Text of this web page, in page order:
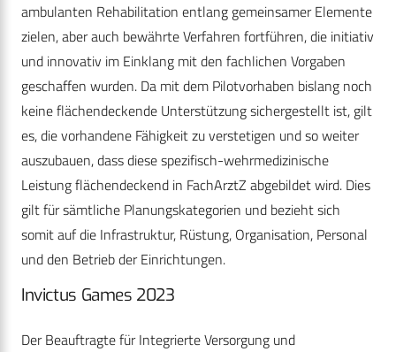
ambulanten Rehabilitation entlang gemeinsamer Elemente
zielen, aber auch bewährte Verfahren fortführen, die initiativ
und innovativ im Einklang mit den fachlichen Vorgaben
geschaffen wurden. Da mit dem Pilotvorhaben bislang noch
keine flächendeckende Unterstützung sichergestellt ist, gilt
es, die vorhandene Fähigkeit zu verstetigen und so weiter
auszubauen, dass diese spezifisch-wehrmedizinische
Leistung flächendeckend in FachArztZ abgebildet wird. Dies
gilt für sämtliche Planungskategorien und bezieht sich
somit auf die Infrastruktur, Rüstung, Organisation, Personal
und den Betrieb der Einrichtungen.
Invictus Games 2023
Der Beauftragte für Integrierte Versorgung und